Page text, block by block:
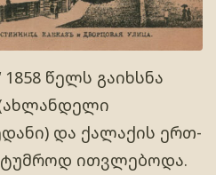
წელს გაიხსნა
და ქალაქის ერთ-
ითვლებოდა.